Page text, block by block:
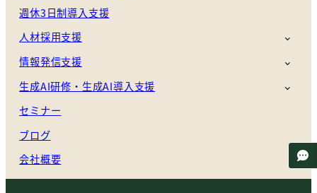
週休3日制導入支援
人材採用支援
情報発信支援
生成AI研修・生成AI導入支援
セミナー
ブログ
会社概要